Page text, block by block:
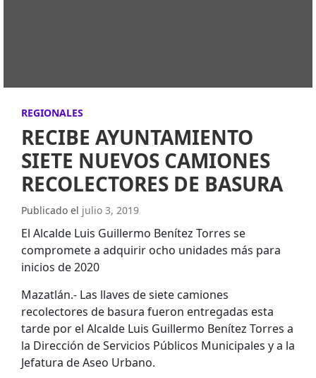
REGIONALES
RECIBE AYUNTAMIENTO
SIETE NUEVOS CAMIONES
RECOLECTORES DE BASURA
Publicado el julio 3, 2019
El Alcalde Luis Guillermo Benítez Torres se
compromete a adquirir ocho unidades más para
inicios de 2020
Mazatlán.- Las llaves de siete camiones
recolectores de basura fueron entregadas esta
tarde por el Alcalde Luis Guillermo Benítez Torres a
la Dirección de Servicios Públicos Municipales y a la
Jefatura de Aseo Urbano.